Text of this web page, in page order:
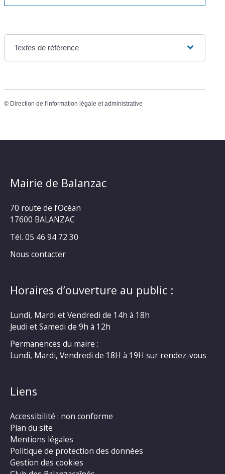
Textes de référence
© Direction de l'information légale et administrative
Mairie de Balanzac
70 route de l’Océan
17600 BALANZAC
Tél. 05 46 94 72 30
Nous contacter
Horaires d’ouverture au public :
Lundi, Mardi et Vendredi de 14h à 18h
Jeudi et Samedi de 9h à 12h
Permanences du maire :
Lundi, Mardi, Vendredi de 18H à 19H sur rendez-vous
Liens
Accessibilité : non conforme
Plan du site
Mentions légales
Politique de protection des données
Gestion des cookies